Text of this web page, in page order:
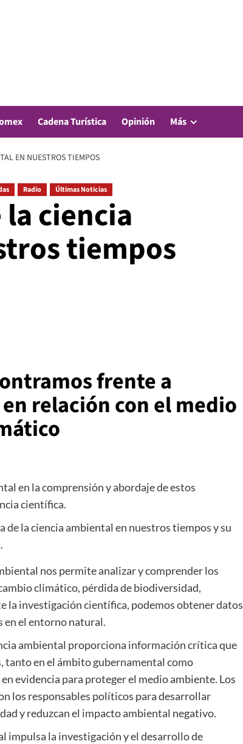
Cadena Turística Opinión Más
EN NUESTROS TIEMPOS
Radio Últimas Noticias
ciencia
tiempos
frente a
relación con el medio
en la comprensión y abordaje de estos
científica.
la ciencia ambiental en nuestros tiempos y su
nos permite analizar y comprender los
climático, pérdida de biodiversidad,
la investigación científica, podemos obtener datos
en el entorno natural.
ambiental proporciona información crítica que
tanto en el ámbito gubernamental como
evidencia para proteger el medio ambiente. Los
los responsables políticos para desarrollar
y reduzcan el impacto ambiental negativo.
impulsa la investigación y el desarrollo de